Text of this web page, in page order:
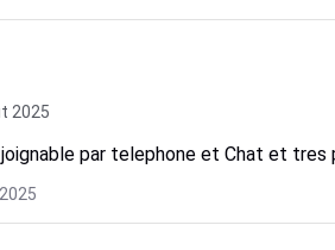
2025
par telephone et Chat et